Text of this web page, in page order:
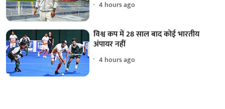
4 hours ago
विश्व कप में 28 साल बाद कोई भारतीय
अंपायर नहीं
4 hours ago